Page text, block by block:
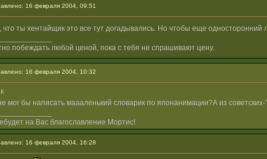
16 февраля 2004, 09:51
ты хентайщик это все тут догадывались. Но чтобы еще односторонний
побеждать любой ценой, пока с тебя не спрашивают цену.
16 февраля 2004, 10:32
мог бы написать маааленький словарик по японанимации?А из
на Вас благославление Мортис!
16 февраля 2004, 16:28